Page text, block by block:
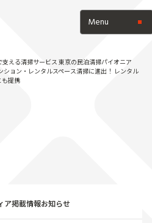
Menu
える清掃サービス 東京の民泊清掃パイオニア
ション・レンタルスペース清掃に進出！ レンタル
も提携
ア掲載情報お知らせ